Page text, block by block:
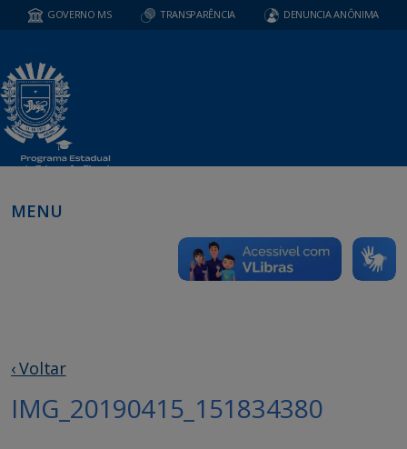
GOVERNO MS TRANSPARÊNCIA DENUNCIA ANÔNIMA
MENU
‹ Voltar
IMG_20190415_151834380